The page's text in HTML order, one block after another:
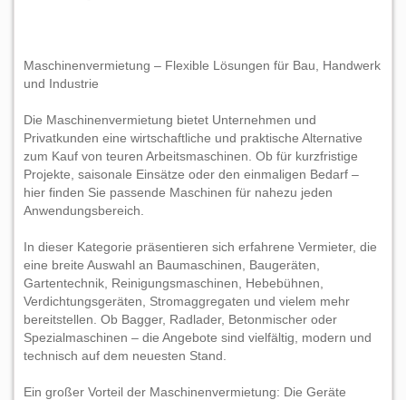
Maschinenvermietung – Flexible Lösungen für Bau, Handwerk
und Industrie
Die Maschinenvermietung bietet Unternehmen und
Privatkunden eine wirtschaftliche und praktische Alternative
zum Kauf von teuren Arbeitsmaschinen. Ob für kurzfristige
Projekte, saisonale Einsätze oder den einmaligen Bedarf –
hier finden Sie passende Maschinen für nahezu jeden
Anwendungsbereich.
In dieser Kategorie präsentieren sich erfahrene Vermieter, die
eine breite Auswahl an Baumaschinen, Baugeräten,
Gartentechnik, Reinigungsmaschinen, Hebebühnen,
Verdichtungsgeräten, Stromaggregaten und vielem mehr
bereitstellen. Ob Bagger, Radlader, Betonmischer oder
Spezialmaschinen – die Angebote sind vielfältig, modern und
technisch auf dem neuesten Stand.
Ein großer Vorteil der Maschinenvermietung: Die Geräte